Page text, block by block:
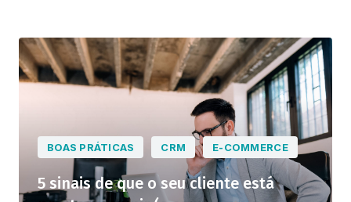
BOAS PRÁTICAS CRM E-COMMERCE
5 sinais de que o seu cliente está